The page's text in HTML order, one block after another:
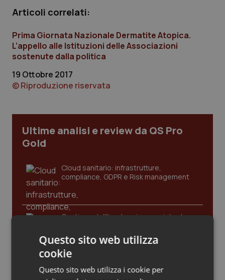
Calabria
Campania
Emilia-Romagna
Friuli Venezia Giulia
Lazio
Liguria
Lombardia
Marche
Molise
Piemonte
Provincia Autonoma di Bolzano
Asma & BPCO
Car-T
Colesterolo & coronaropatie
Dermatite Atopica
Diabete & glucometri
Disturbi dell’umore
Dolore
Donna & Salute
Epatiti
HIV
Infezioni & Febbre
Articoli correlati:
Prima Giornata Nazionale Dermatite Atopica.
L’appello alle Istituzioni delle Associazioni
sostenute dalla politica
19 Ottobre 2017
© Riproduzione riservata
Ultime analisi e review da QS Pro
Gold
Cloud sanitario: infrastrutture,
compliance, GDPR e Risk management
Gestione dell'Ipertensione resistente:
Leadership Infermieristica 2026: nuovi
modelli di responsabilità e autonomia
Questo sito web utilizza
cookie
Questo sito web utilizza i cookie per